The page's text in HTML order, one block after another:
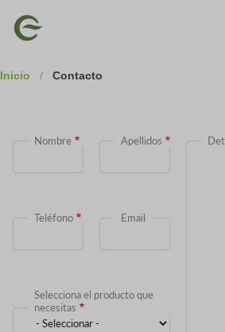
Imagen
Inicio / Contacto
Nombre Apellidos
Teléfono Email
Selecciona el producto que
necesitas